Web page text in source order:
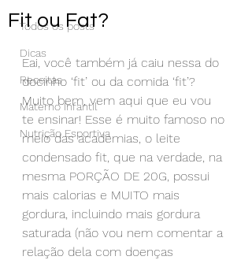
Todos os posts
Dicas
Receitas
Materno Infantil
Nutrição Esportiva
Fit ou Fat?
Eai, você também já caiu nessa do
docinho ‘fit’ ou da comida ‘fit’?
Muito bem, vem aqui que eu vou
te ensinar! Esse é muito famoso no
meio das academias, o leite
condensado fit, que na verdade, na
mesma PORÇÃO DE 20G, possui
mais calorias e MUITO mais
gordura, incluindo mais gordura
saturada (não vou nem comentar a
relação dela com doenças